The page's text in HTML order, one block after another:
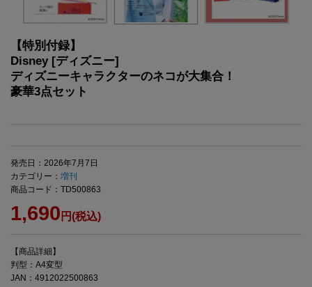
【特別付録】
Disney [ディズニー]
ディズニーキャラクターのネコが大集合！
豪華3点セット
発売日：2026年7月7日
カテゴリー： 増刊
商品コード：TD500863
1,690 円(税込)
【商品詳細】
判型：A4変型
JAN：4912022500863